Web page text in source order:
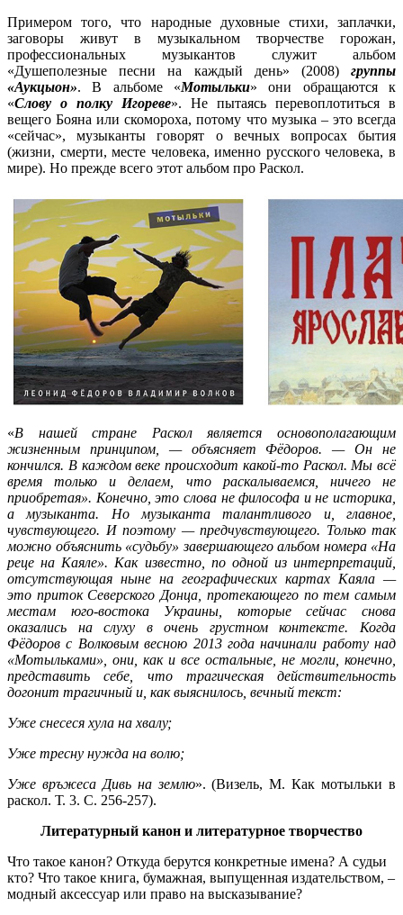
Примером того, что народные духовные стихи, заплачки,
заговоры живут в музыкальном творчестве горожан,
профессиональных музыкантов служит альбом
«Душеполезные песни на каждый день» (2008) группы
«Аукцыон». В альбоме «Мотыльки» они обращаются к
«Слову о полку Игореве». Не пытаясь перевоплотиться в
вещего Бояна или скомороха, потому что музыка – это всегда
«сейчас», музыканты говорят о вечных вопросах бытия
(жизни, смерти, месте человека, именно русского человека, в
мире). Но прежде всего этот альбом про Раскол.
«В нашей стране Раскол является основополагающим
жизненным принципом, — объясняет Фёдоров. — Он не
кончился. В каждом веке происходит какой-то Раскол. Мы всё
время только и делаем, что раскалываемся, ничего не
приобретая». Конечно, это слова не философа и не историка,
а музыканта. Но музыканта талантливого и, главное,
чувствующего. И поэтому — предчувствующего. Только так
можно объяснить «судьбу» завершающего альбом номера «На
реце на Каяле». Как известно, по одной из интерпретаций,
отсутствующая ныне на географических картах Каяла —
это приток Северского Донца, протекающего по тем самым
местам юго-востока Украины, которые сейчас снова
оказались на слуху в очень грустном контексте. Когда
Фёдоров с Волковым весною 2013 года начинали работу над
«Мотыльками», они, как и все остальные, не могли, конечно,
представить себе, что трагическая действительность
догонит трагичный и, как выяснилось, вечный текст:
Уже снесеся хула на хвалу;
Уже тресну нужда на волю;
Уже връжеса Дивь на землю». (Визель, М. Как мотыльки в
раскол. Т. 3. С. 256-257).
Литературный канон и литературное творчество
Что такое канон? Откуда берутся конкретные имена? А судьи
кто? Что такое книга, бумажная, выпущенная издательством, ­–
модный аксессуар или право на высказывание?